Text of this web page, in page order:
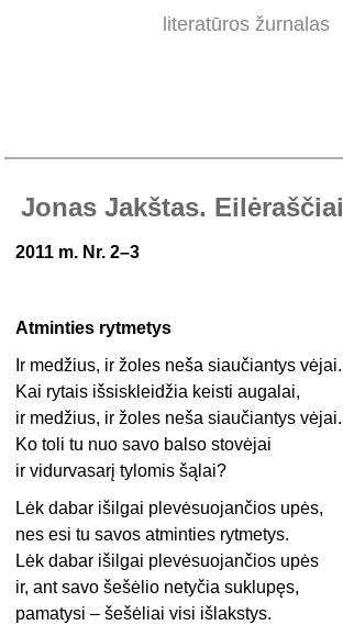
literatūros žurnalas
Jonas Jakštas. Eilėraščiai
2011 m. Nr. 2–3
Atminties rytmetys
Ir medžius, ir žoles neša siaučiantys vėjai.
Kai rytais išsiskleidžia keisti augalai,
ir medžius, ir žoles neša siaučiantys vėjai.
Ko toli tu nuo savo balso stovėjai
ir vidurvasarį tylomis šąlai?
Lėk dabar išilgai plevėsuojančios upės,
nes esi tu savos atminties rytmetys.
Lėk dabar išilgai plevėsuojančios upės
ir, ant savo šešėlio netyčia suklupęs,
pamatysi – šešėliai visi išlakstys.